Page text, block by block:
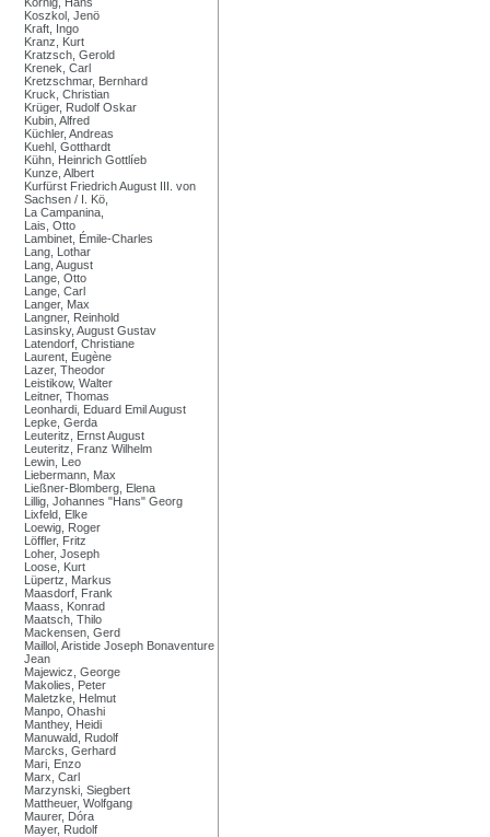
Koszkol, Jenö
Kraft, Ingo
Kranz, Kurt
Kratzsch, Gerold
Krenek, Carl
Kretzschmar, Bernhard
Kruck, Christian
Krüger, Rudolf Oskar
Kubin, Alfred
Küchler, Andreas
Kuehl, Gotthardt
Kühn, Heinrich Gottlíeb
Kunze, Albert
Kurfürst Friedrich August III. von
Sachsen / I. Kö,
La Campanina,
Lais, Otto
Lambinet, Émile-Charles
Lang, Lothar
Lang, August
Lange, Otto
Lange, Carl
Langer, Max
Langner, Reinhold
Lasinsky, August Gustav
Latendorf, Christiane
Laurent, Eugène
Lazer, Theodor
Leistikow, Walter
Leitner, Thomas
Leonhardi, Eduard Emil August
Lepke, Gerda
Leuteritz, Ernst August
Leuteritz, Franz Wilhelm
Lewin, Leo
Liebermann, Max
Ließner-Blomberg, Elena
Lillig, Johannes "Hans" Georg
Lixfeld, Elke
Loewig, Roger
Löffler, Fritz
Loher, Joseph
Loose, Kurt
Lüpertz, Markus
Maasdorf, Frank
Maass, Konrad
Maatsch, Thilo
Mackensen, Gerd
Maillol, Aristide Joseph Bonaventure
Jean
Majewicz, George
Makolies, Peter
Maletzke, Helmut
Manpo, Ohashi
Manthey, Heidi
Manuwald, Rudolf
Marcks, Gerhard
Mari, Enzo
Marx, Carl
Marzynski, Siegbert
Mattheuer, Wolfgang
Maurer, Dóra
Mayer, Rudolf